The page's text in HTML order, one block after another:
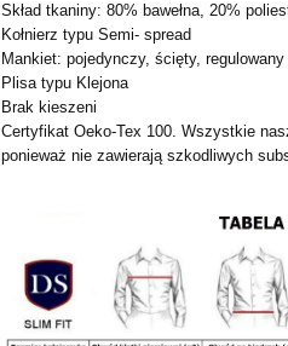
Skład tkaniny: 80% bawełna, 20%
Kołnierz typu Semi- spread
Mankiet: pojedynczy, ścięty, regulowany
Plisa typu Klejona
Brak kieszeni
Certyfikat Oeko-Tex 100. Wszystkie
ponieważ nie zawierają szkodliwych